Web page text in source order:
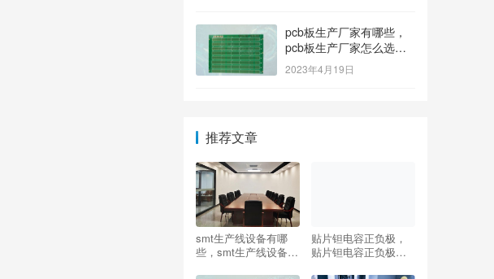
pcb板生产厂家有哪些，
pcb板生产厂家怎么选
择？
2023年4月19日
推荐文章
smt生产线设备有哪
些，smt生产线设备有
贴片钽电容正负极，
贴片钽电容正负极判